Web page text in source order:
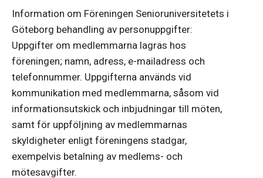
Information om Föreningen Senioruniversitetets i
Göteborg behandling av personuppgifter:
Uppgifter om medlemmarna lagras hos
föreningen; namn, adress, e-mailadress och
telefonnummer. Uppgifterna används vid
kommunikation med medlemmarna, såsom vid
informationsutskick och inbjudningar till möten,
samt för uppföljning av medlemmarnas
skyldigheter enligt föreningens stadgar,
exempelvis betalning av medlems- och
mötesavgifter.